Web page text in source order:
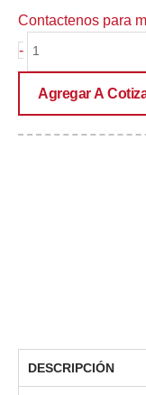
Contactenos para
-
Breakout
cantidad
Agregar A
DESCRIPCIÓN